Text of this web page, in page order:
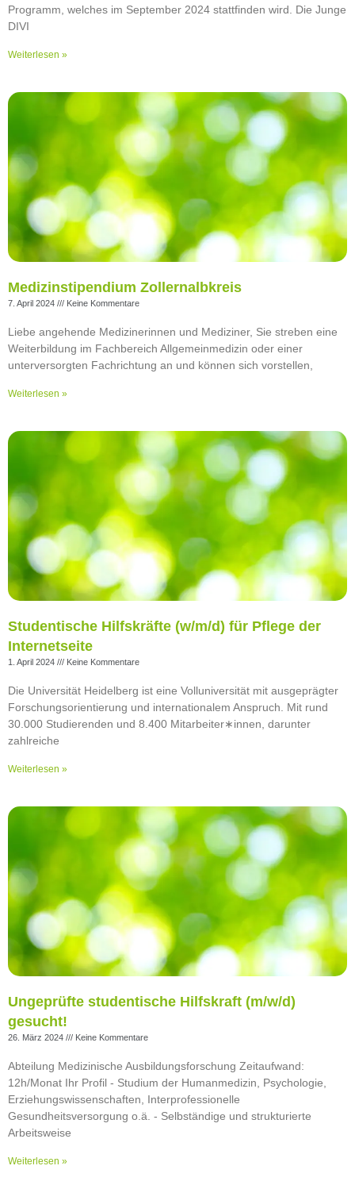
Programm, welches im September 2024 stattfinden wird. Die Junge
DIVI
Weiterlesen »
Medizinstipendium Zollernalbkreis
7. April 2024 Keine Kommentare
Liebe angehende Medizinerinnen und Mediziner, Sie streben eine
Weiterbildung im Fachbereich Allgemeinmedizin oder einer
unterversorgten Fachrichtung an und können sich vorstellen,
Weiterlesen »
Studentische Hilfskräfte (w/m/d) für Pflege der
Internetseite
1. April 2024 Keine Kommentare
Die Universität Heidelberg ist eine Volluniversität mit ausgeprägter
Forschungsorientierung und internationalem Anspruch. Mit rund
30.000 Studierenden und 8.400 Mitarbeiter∗innen, darunter
zahlreiche
Weiterlesen »
Ungeprüfte studentische Hilfskraft (m/w/d)
gesucht!
26. März 2024 Keine Kommentare
Abteilung Medizinische Ausbildungsforschung Zeitaufwand:
12h/Monat Ihr Profil - Studium der Humanmedizin, Psychologie,
Erziehungswissenschaften, Interprofessionelle
Gesundheitsversorgung o.ä. - Selbständige und strukturierte
Arbeitsweise
Weiterlesen »